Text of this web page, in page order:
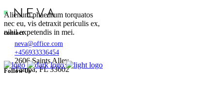
Alienum phaedrum torquatos
nec eu, vis detraxit periculis ex,
nihil expetendis in mei.
contact
neva@office.com
+456933336454
2606 Saints Alley
Tampa, FL 33602
Follow Us